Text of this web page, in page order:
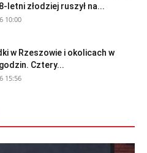
letni złodziej ruszył na...
10:00
w Rzeszowie i okolicach w
Cztery...
15:56